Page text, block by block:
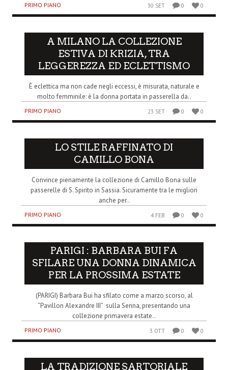
PRIMO PIANO 30 SET 0 0
A MILANO LA COLLEZIONE
ESTIVA DI KRIZIA, TRA
LEGGEREZZA ED ECLETTISMO
È eclettica ma non cade negli eccessi, è misurata, naturale e
molto femminile: è la donna portata in passerella da..
PRIMO PIANO 23 SET 0 0
LO STILE RAFFINATO DI
CAMILLO BONA
Convince pienamente la collezione di Camillo Bona sulle
passerelle di S. Spirito in Sassia. Sicuramente tra le migliori
anche per..
PRIMO PIANO 4 FEB 0 0
PARIGI : BARBARA BUI FA
SFILARE UNA DONNA DINAMICA
PER LA PROSSIMA ESTATE
(PARIGI) Barbara Bui ha sfilato come a marzo scorso, al
“Pavillon Alexandre III” sulla Senna, presentando una
collezione primavera estate..
PRIMO PIANO 3 OTT 0 0
LA TRADIZIONE SARTORIALE